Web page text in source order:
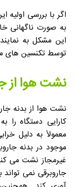
اگر با بررسی
به صورت ناگهانی
این مشکل به
توسط تکنسین های
نشت هوا از
نشت هوا از بدنه
کارایی دستگاه
معمولاً به دلیل
موجود در بدنه
غیرمجاز نشت می
جاروبرقی نمی